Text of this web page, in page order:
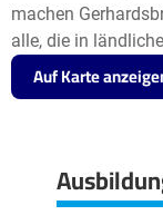
machen
alle, die in
Auf Karte